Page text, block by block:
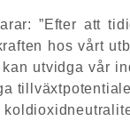
”Efter att
hos vårt
utvidga vår